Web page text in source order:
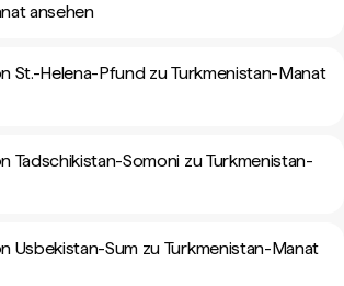
ansehen
St.-Helena-Pfund zu Turkmenistan-Manat
Tadschikistan-Somoni zu Turkmenistan-
Usbekistan-Sum zu Turkmenistan-Manat